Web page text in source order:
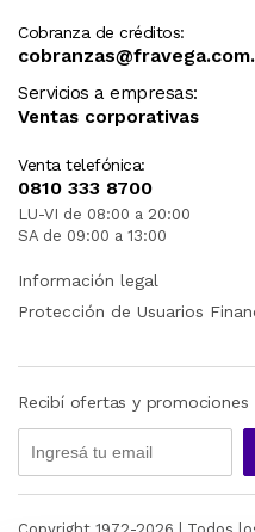
Cobranza de créditos:
Servicios a empresas:
Ventas corporativas
Venta telefónica:
0810 333 8700
LU-VI de 08:00 a 20:00
SA de 09:00 a 13:00
Información legal
Protección de Usuarios
Recibí ofertas y promociones